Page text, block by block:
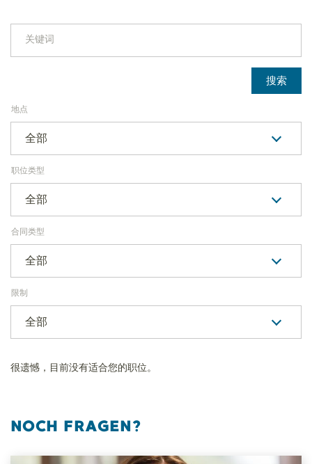
关键词
搜索
全部
地点
全部
职位类型
全部
合同类型
全部
限制
很遗憾，目前没有适合您的职位。
NOCH FRAGEN?